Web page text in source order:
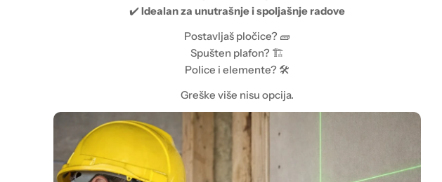
✔️Idealan za unutrašnje i spoljašnje radove
Postavljaš pločice? 🧱
Spušten plafon? 🏗️
Police i elemente? 🛠️
Greške više nisu opcija.